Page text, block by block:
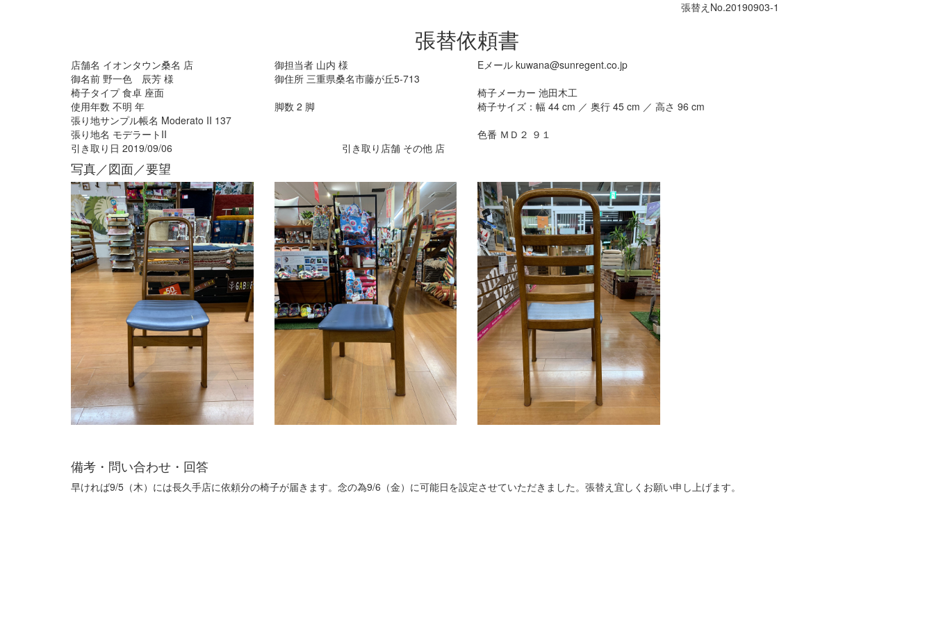
張替えNo.20190903-1
張替依頼書
店舗名 イオンタウン桑名 店 御担当者 山内 様 Eメール kuwana@sunregent.co.jp
御名前 野一色 辰芳 様 御住所 三重県桑名市藤が丘5-713
椅子タイプ食卓 座面 椅子メーカー 池田木工
使用年数 不明 年 脚数 2 脚 椅子サイズ：幅 44 cm ／ 奥行 45 cm ／ 高さ 96 cm
張り地サンプル帳名 Moderato II 137
張り地名 モデラートII 色番 ＭＤ２ ９１
引き取り日 2019/09/06 引き取り店舗 その他 店
写真／図面／要望
備考・問い合わせ・回答
早ければ9/5（木）には長久手店に依頼分の椅子が届きます。念の為9/6（金）に可能日を設定させていただきました。張替え宜しくお願い申し上げます。